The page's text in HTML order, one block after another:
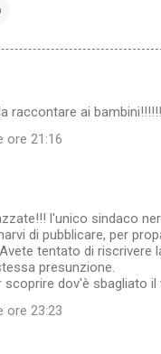
raccontare ai
ore 21:16
l'unico sindaco
di pubblicare, per
tentato di
presunzione.
scoprire dov'è sbagliato
ore 23:23